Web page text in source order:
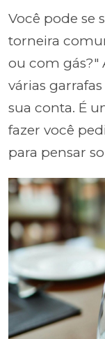
Você pode se
torneira
ou com gás?"
várias
sua conta. É
fazer você
para pensar